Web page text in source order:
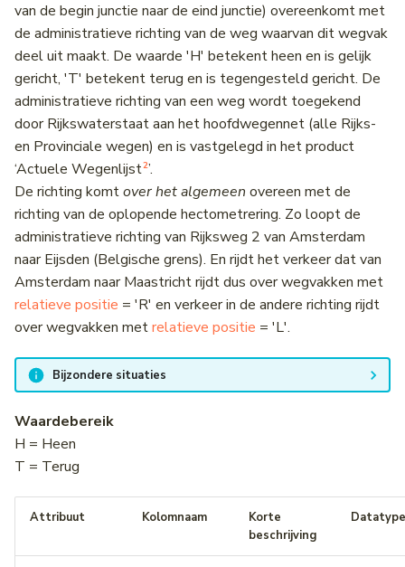
van de begin junctie naar de eind junctie) overeenkomt met
de administratieve richting van de weg waarvan dit wegvak
deel uit maakt. De waarde 'H' betekent heen en is gelijk
gericht, 'T' betekent terug en is tegengesteld gericht. De
administratieve richting van een weg wordt toegekend
door Rijkswaterstaat aan het hoofdwegennet (alle Rijks-
en Provinciale wegen) en is vastgelegd in het product
‘Actuele Wegenlijst2’.
De richting komtover het algemeen overeen met de
richting van de oplopende hectometrering. Zo loopt de
administratieve richting van Rijksweg 2 van Amsterdam
naar Eijsden (Belgische grens). En rijdt het verkeer dat van
Amsterdam naar Maastricht rijdt dus over wegvakken met
relatieve positie = 'R' en verkeer in de andere richting rijdt
over wegvakken metrelatieve positie = 'L'.
Bijzondere situaties
Waardebereik
H = Heen
T = Terug
Attribuut Kolomnaam
Korte
beschrijving
Datatype